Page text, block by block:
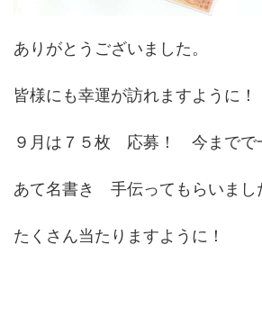
ありがとうございました。
皆様にも幸運が訪れますように！
９月は７５枚 応募！ 今までで
あて名書き 手伝ってもらいまし
たくさん当たりますように！